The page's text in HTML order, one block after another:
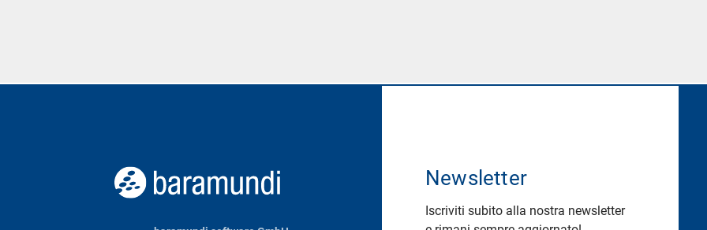
Newsletter
Iscriviti subito alla nostra newsletter